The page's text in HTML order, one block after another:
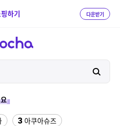
하기 다운받기
3 아쿠아슈즈